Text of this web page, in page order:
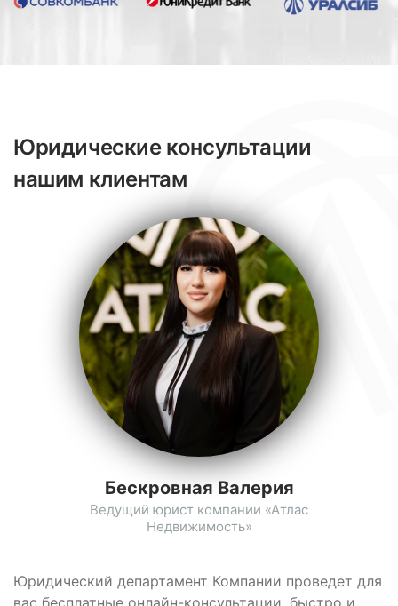
Юридические консультации
нашим клиентам
Юридический департамент Компании проведет для
Бескровная Валерия
Ведущий юрист компании «Атлас
Недвижимость»